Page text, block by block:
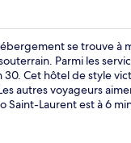
se trouve à
Parmi les
Cet hôtel de style
autres voyageurs
Laurent est à 6